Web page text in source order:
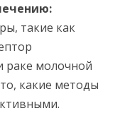
такие как
раке молочной
какие методы